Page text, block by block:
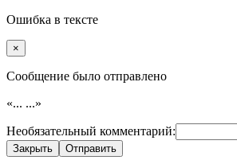
Ошибка в тексте
×
Cообщение было отправлено
«... ...»
Необязательный комментарий:
Закрыть Отправить